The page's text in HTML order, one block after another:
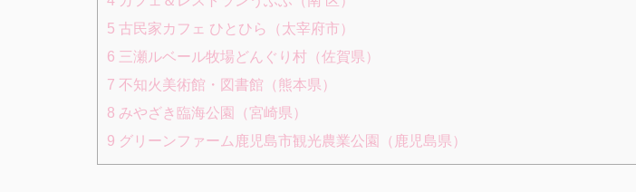
5 古民家カフェ ひとひら（太宰府市）
6 三瀬ルベール牧場どんぐり村（佐賀県）
7 不知火美術館・図書館（熊本県）
8 みやざき臨海公園（宮崎県）
9 グリーンファーム鹿児島市観光農業公園（鹿児島県）